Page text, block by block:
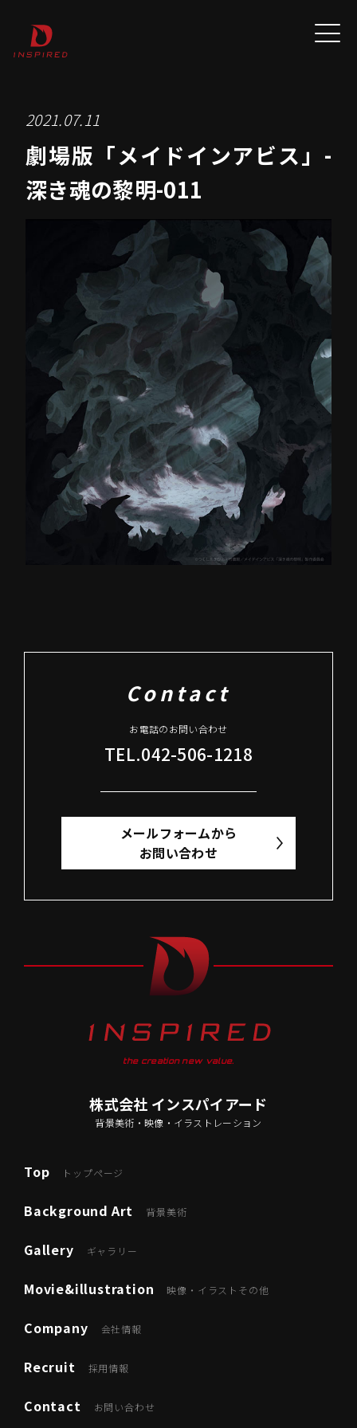
2021.07.11
劇場版「メイドインアビス」-
深き魂の黎明-011
Contact
お電話のお問い合わせ
TEL.042-506-1218
メールフォームから
お問い合わせ
the creation new value.
株式会社 インスパイアード
背景美術・映像・イラストレーション
Top トップページ
Background Art 背景美術
Gallery ギャラリー
Movie&illustration 映像・イラストその他
Company 会社情報
Recruit 採用情報
Contact お問い合わせ